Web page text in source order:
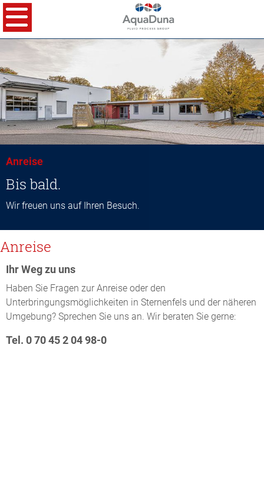
Anreise
Bis bald.
Wir freuen uns auf Ihren Besuch.
Anreise
Ihr Weg zu uns
Haben Sie Fragen zur Anreise oder den
Unterbringungsmöglichkeiten in Sternenfels und der näheren
Umgebung? Sprechen Sie uns an. Wir beraten Sie gerne:
Tel. 0 70 45 2 04 98-0